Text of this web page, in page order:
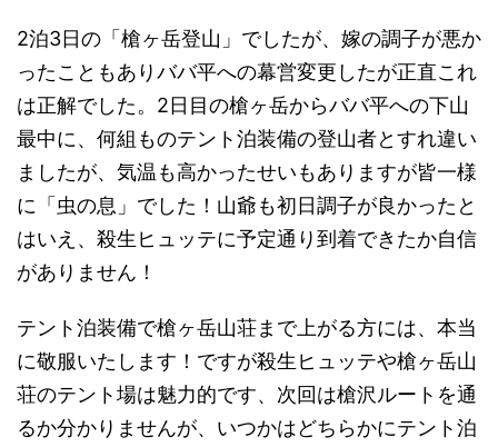
2泊3日の「槍ヶ岳登山」でしたが、嫁の調子が悪か
ったこともありババ平への幕営変更したが正直これ
は正解でした。2日目の槍ヶ岳からババ平への下山
最中に、何組ものテント泊装備の登山者とすれ違い
ましたが、気温も高かったせいもありますが皆一様
に「虫の息」でした！山爺も初日調子が良かったと
はいえ、殺生ヒュッテに予定通り到着できたか自信
がありません！
テント泊装備で槍ヶ岳山荘まで上がる方には、本当
に敬服いたします！ですが殺生ヒュッテや槍ヶ岳山
荘のテント場は魅力的です、次回は槍沢ルートを通
るか分かりませんが、いつかはどちらかにテント泊